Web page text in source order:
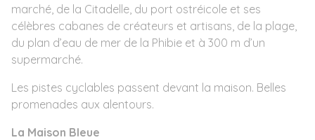
marché, de la Citadelle, du port ostréicole et ses
célèbres cabanes de créateurs et artisans, de la plage,
du plan d’eau de mer de la Phibie et à 300 m d’un
supermarché.
Les pistes cyclables passent devant la maison. Belles
promenades aux alentours.
La Maison Bleue